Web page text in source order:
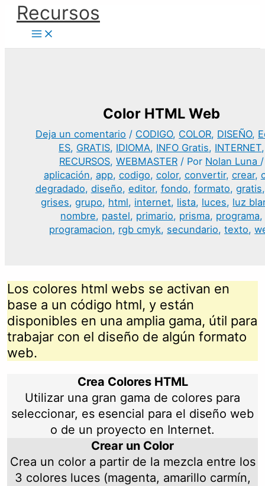
contenido
Recursos
Color HTML Web
Deja un comentario / CODIGO, COLOR, DISEÑO,
ES, GRATIS, IDIOMA, INFO Gratis, INTERNET,
RECURSOS,WEBMASTER / Por Nolan Luna /
aplicación, app, codigo, color, convertir, crear,
degradado, diseño, editor, fondo, formato, gratis
grises,grupo, html, internet, lista, luces, luz
nombre, pastel, primario, prisma, programa,
programacion, rgb cmyk, secundario,texto,
Los colores html webs se activan en
base a un código html, y están
disponibles en una amplia gama, útil para
trabajar con el diseño de algún formato
web.
Crea Colores HTML
Utilizar una gran gama de colores para
seleccionar, es esencial para el diseño web
o de un proyecto en Internet.
Crear un Color
Crea un color a partir de la mezcla entre los
3 colores luces (magenta, amarillo carmín,